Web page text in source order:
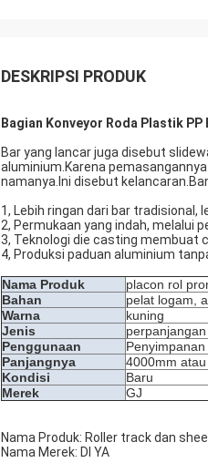
DESKRIPSI PRODUK
Bagian Konveyor Roda Plastik
Bar yang lancar juga disebut
aluminium.Karena
namanya.Ini disebut
1, Lebih ringan dari bar tradisional,
2, Permukaan yang indah, melalui
3, Teknologi die casting membuat
4, Produksi paduan aluminium
Nama Produk
placon rol
Bahan
pelat logam,
Warna
kuning
Jenis
perpanjangan
Penggunaan
Panjangnya
4000mm
Kondisi
Baru
Merek
GJ
Nama Produk: Roller track dan
Nama Merek: DI YA